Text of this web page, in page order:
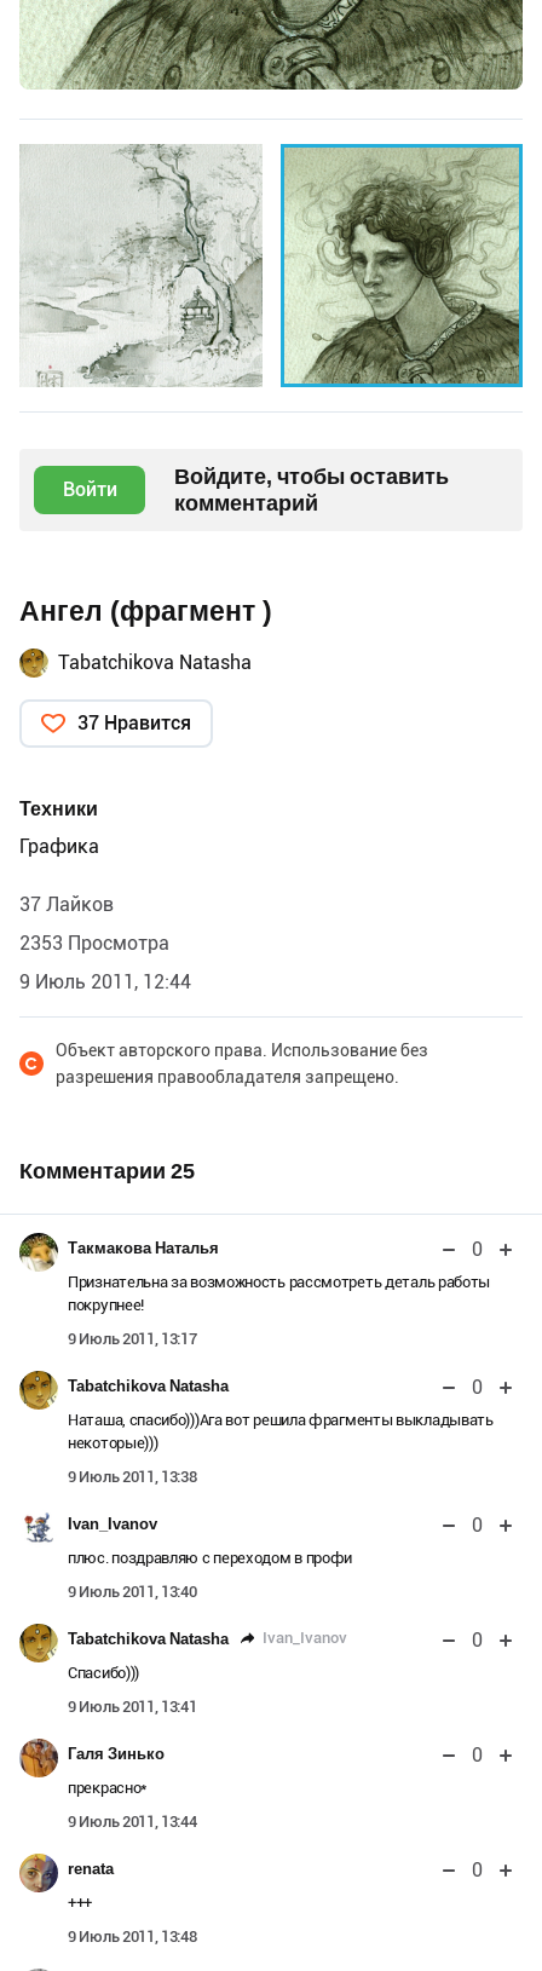
Войти
Войдите, чтобы оставить
комментарий
Ангел (фрагмент )
Tabatchikova Natasha
37 Нравится
Техники
Графика
37 Лайков
2353 Просмотра
9 Июль 2011, 12:44
Объект авторского права. Использование без
разрешения правообладателя запрещено.
Комментарии 25
Такмакова Наталья 0
Признательна за возможность рассмотреть деталь работы
покрупнее!
9 Июль 2011, 13:17
Tabatchikova Natasha 0
Наташа, спасибо)))Ага вот решила фрагменты выкладывать
некоторые)))
9 Июль 2011, 13:38
Ivan_Ivanov 0
плюс. поздравляю с переходом в профи
9 Июль 2011, 13:40
Tabatchikova Natasha Ivan_Ivanov 0
Спасибо)))
9 Июль 2011, 13:41
Галя Зинько 0
прекрасно*
9 Июль 2011, 13:44
renata 0
+++
9 Июль 2011, 13:48